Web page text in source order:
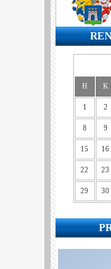
H K
1 2
8 9
15 16
22 23
29 30